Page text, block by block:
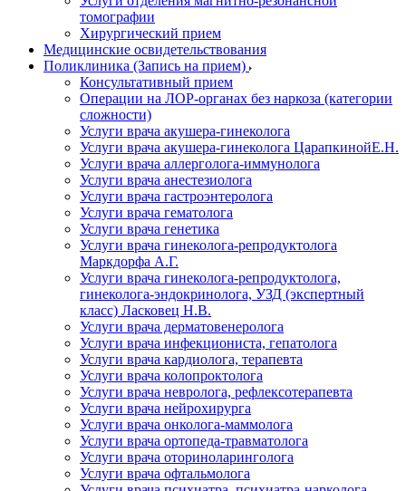
томографии
Хирургический прием
Медицинские освидетельствования
Поликлиника (Запись на прием)
Консультативный прием
Операции на ЛОР-органах без наркоза (категории
сложности)
Услуги врача акушера-гинеколога
Услуги врача акушера-гинеколога ЦарапкинойЕ.Н.
Услуги врача аллерголога-иммунолога
Услуги врача анестезиолога
Услуги врача гастроэнтеролога
Услуги врача гематолога
Услуги врача генетика
Услуги врача гинеколога-репродуктолога
Маркдорфа А.Г.
Услуги врача гинеколога-репродуктолога,
гинеколога-эндокринолога, УЗД (экспертный
класс) Ласковец Н.В.
Услуги врача дерматовенеролога
Услуги врача инфекциониста, гепатолога
Услуги врача кардиолога, терапевта
Услуги врача колопроктолога
Услуги врача невролога, рефлексотерапевта
Услуги врача нейрохирурга
Услуги врача онколога-маммолога
Услуги врача ортопеда-травматолога
Услуги врача оториноларинголога
Услуги врача офтальмолога